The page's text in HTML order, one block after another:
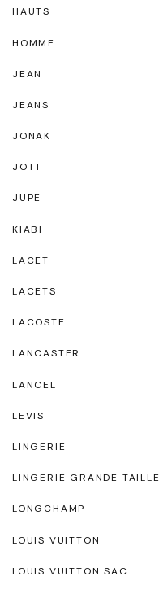
HAUTS
HOMME
JEAN
JEANS
JONAK
JOTT
JUPE
KIABI
LACET
LACETS
LACOSTE
LANCASTER
LANCEL
LEVIS
LINGERIE
LINGERIE GRANDE TAILLE
LONGCHAMP
LOUIS VUITTON
LOUIS VUITTON SAC